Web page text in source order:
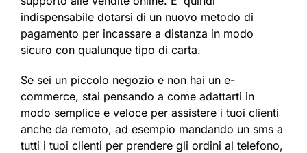
indispensabile dotarsi di un nuovo metodo di
pagamento per incassare a distanza in modo
sicuro con qualunque tipo di carta.
Se sei un piccolo negozio e non hai un e-
commerce, stai pensando a come adattarti in
modo semplice e veloce per assistere i tuoi clienti
anche da remoto, ad esempio mandando un sms a
tutti i tuoi clienti per prendere gli ordini al telefono,